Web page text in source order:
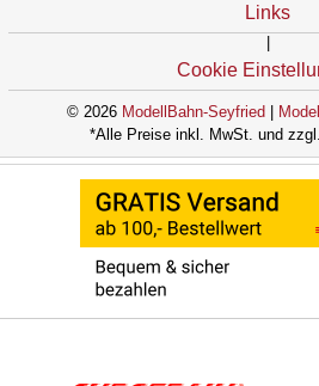
Links
Cookie
© 2026 ModellBahn-Seyfried
*Alle Preise inkl. MwSt. und zzgl.